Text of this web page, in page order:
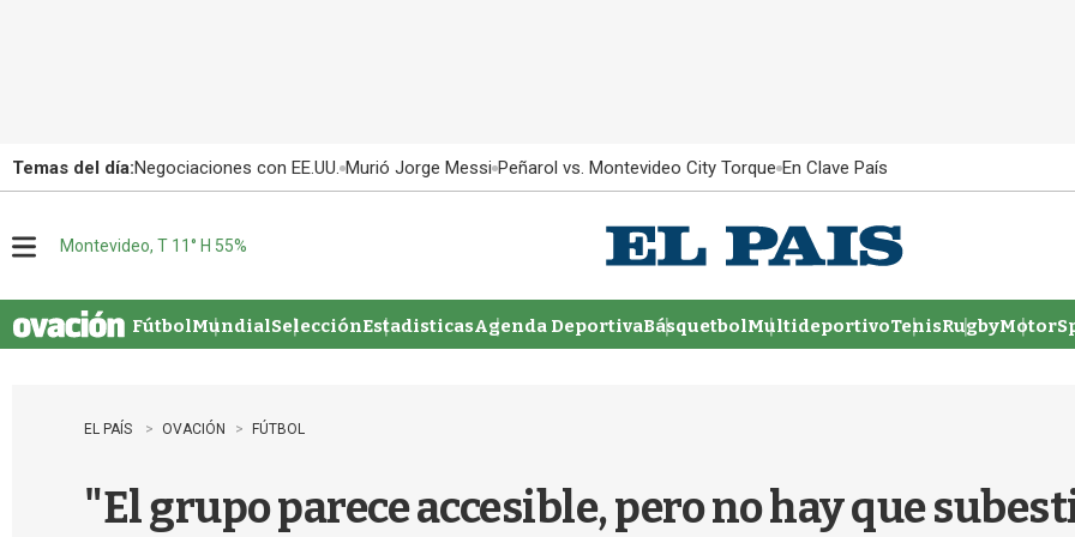
Temas del día:Negociaciones con EE.UU. Murió Jorge Messi Peñarol vs. Montevideo City Torque En Clave País
u
Montevideo, T 11° H 55%
FútbolMundialSelecciónEstadisticasAgenda DeportivaBásquetbolMultideportivoTenisRugby
EL PAÍS OVACIÓN FÚTBOL
"El grupo parece accesible, pero no hay que